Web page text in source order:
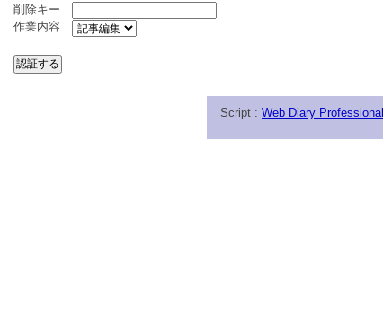
削除キー
作業内容
Script : Web Diary Professional